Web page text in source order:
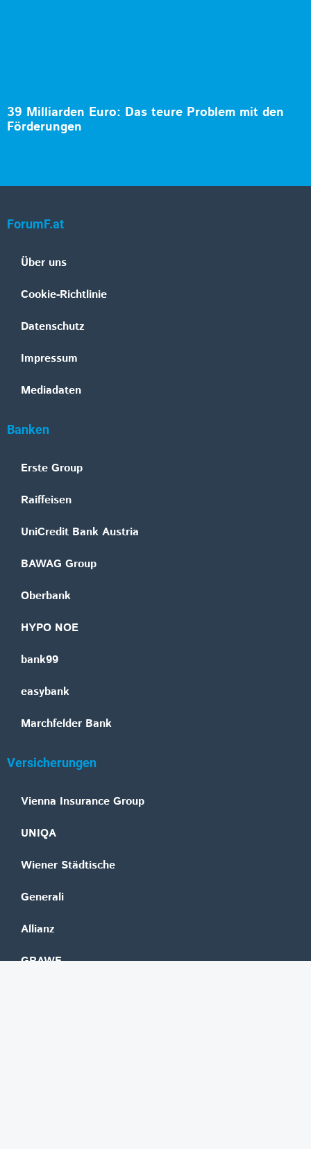
39 Milliarden Euro: Das teure Problem mit den
Förderungen
ForumF.at
Über uns
Cookie-Richtlinie
Datenschutz
Impressum
Mediadaten
Banken
Erste Group
Raiffeisen
UniCredit Bank Austria
BAWAG Group
Oberbank
HYPO NOE
bank99
easybank
Marchfelder Bank
Versicherungen
Vienna Insurance Group
UNIQA
Wiener Städtische
Generali
Allianz
GRAWE